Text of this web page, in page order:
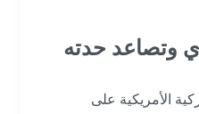
وتصاعد حدته
على